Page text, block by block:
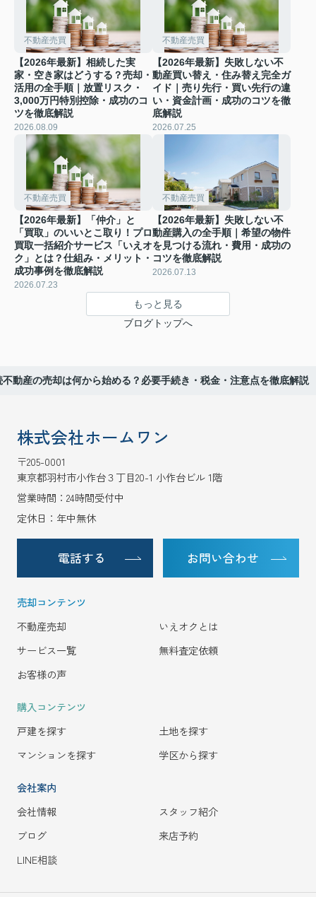
不動産売買
【2026年最新】相続した実
家・空き家はどうする？売却・
活用の全手順｜放置リスク・
3,000万円特別控除・成功のコ
ツを徹底解説
2026.08.09
不動産売買
【2026年最新】失敗しない不
動産買い替え・住み替え完全ガ
イド｜売り先行・買い先行の違
い・資金計画・成功のコツを徹
底解説
2026.07.25
不動産売買
【2026年最新】「仲介」と
「買取」のいいとこ取り！プロ
買取一括紹介サービス「いえオ
ク」とは？仕組み・メリット・
成功事例を徹底解説
2026.07.23
不動産売買
【2026年最新】失敗しない不
動産購入の全手順｜希望の物件
を見つける流れ・費用・成功の
コツを徹底解説
2026.07.13
もっと見る
ブログトップへ
不動産の売却は何から始める？必要手続き・税金・注意点を徹底解説
株式会社ホームワン
〒205-0001
東京都羽村市小作台３丁目20-1 小作台ビル 1階
営業時間：24時間受付中
定休日：年中無休
電話する お問い合わせ
売却コンテンツ
不動産売却
いえオクとは
サービス一覧
無料査定依頼
お客様の声
購入コンテンツ
戸建を探す
土地を探す
マンションを探す
学区から探す
会社案内
会社情報
スタッフ紹介
ブログ
来店予約
LINE相談